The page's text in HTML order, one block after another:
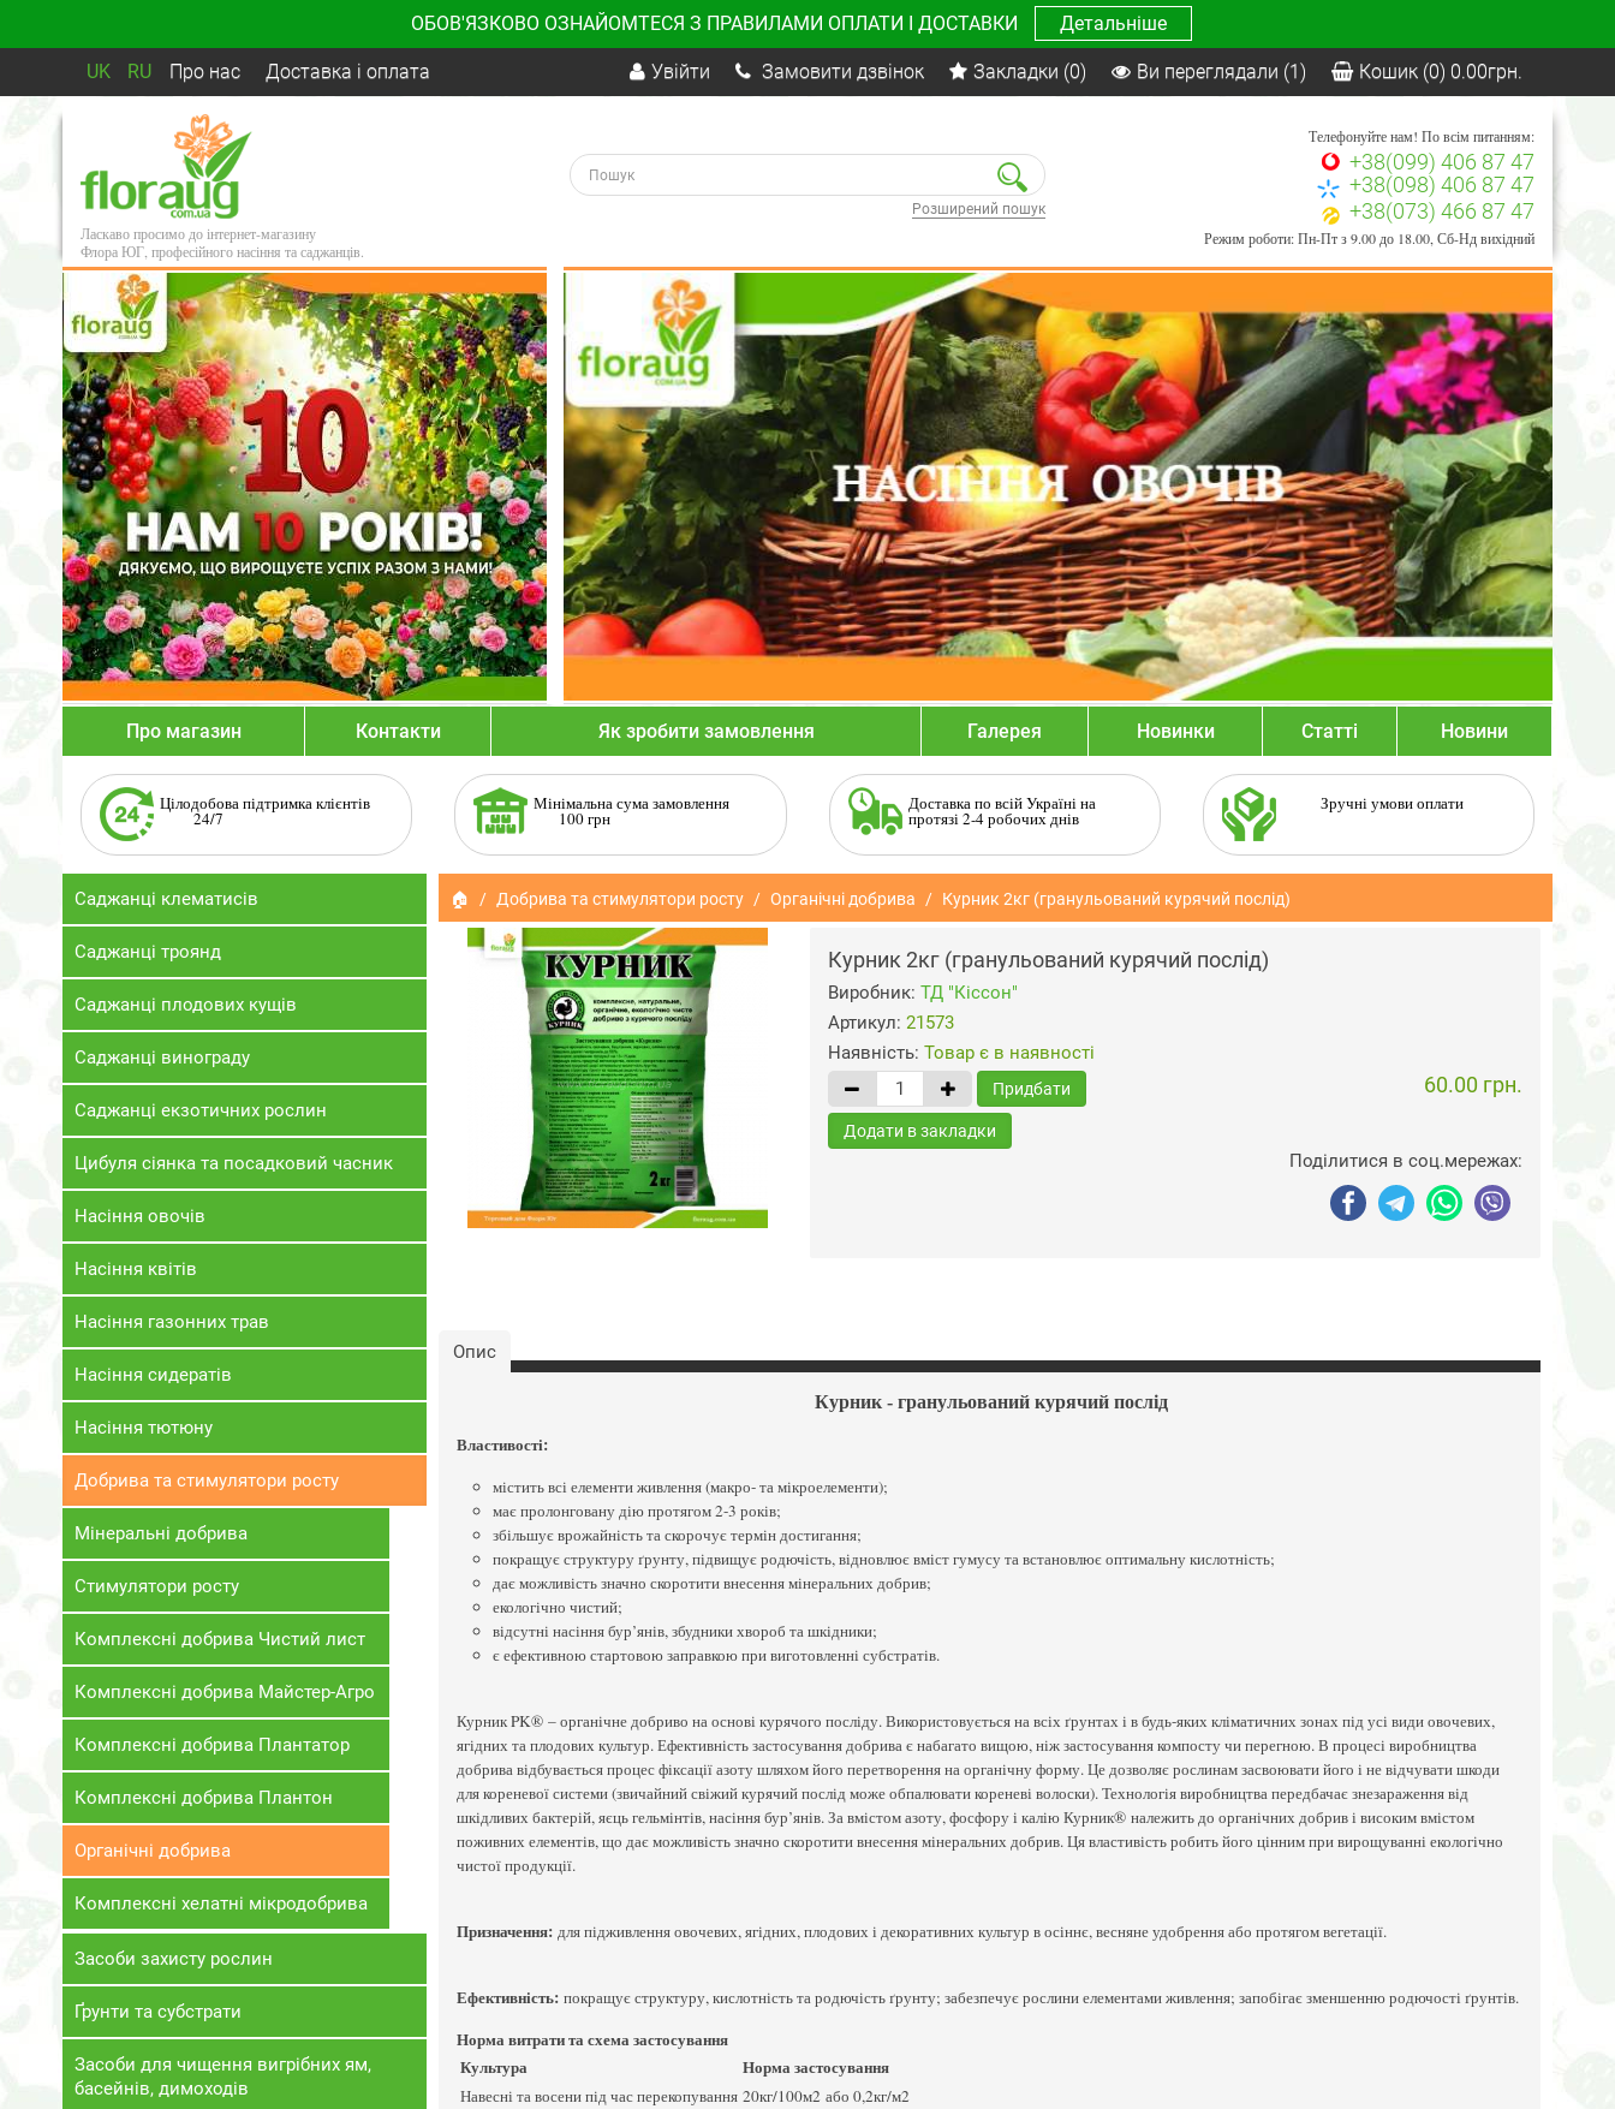
ОБОВ'ЯЗКОВО ОЗНАЙОМТЕСЯ З ПРАВИЛАМИ ОПЛАТИ І ДОСТАВКИ Детальніше
UK RU Про нас Доставка і оплата Увійти Замовити дзвінок Закладки (0) Ви переглядали (1) Кошик (0) 0.00грн.
Ласкаво просимо до інтернет-магазину
Флора ЮГ, професійного насіння та саджанців.
Розширений пошук
Телефонуйте нам! По всім питанням:
+38(099) 406 87 47
+38(098) 406 87 47
+38(073) 466 87 47
Режим роботи: Пн-Пт з 9.00 до 18.00, Сб-Нд вихідний
Про магазин Контакти Як зробити замовлення Галерея Новинки Статті Новини
Цілодобова підтримка клієнтів
24/7
Мінімальна сума замовлення
100 грн
Доставка по всій Україні на
протязі 2-4 робочих днів
Зручні умови оплати
Саджанці клематисів
Саджанці троянд
Саджанці плодових кущів
Саджанці винограду
Саджанці екзотичних рослин
Цибуля сіянка та посадковий часник
Насіння овочів
Насіння квітів
Насіння газонних трав
Насіння сидератів
Насіння тютюну
Добрива та стимулятори росту
Мінеральні добрива
Стимулятори росту
Комплексні добрива Чистий лист
Комплексні добрива Майстер-Агро
Комплексні добрива Плантатор
Комплексні добрива Плантон
Органічні добрива
Комплексні хелатні мікродобрива
Засоби захисту рослин
Ґрунти та субстрати
Засоби для чищення вигрібних ям,
басейнів, димоходів
🏠 Добрива та стимулятори росту Органічні добрива Курник 2кг (гранульований курячий послід)
Курник 2кг (гранульований курячий послід)
Виробник: ТД "Кіссон"
Артикул: 21573
Наявність: Товар є в наявності
Придбати 60.00 грн.
Додати в закладки
Поділитися в соц.мережах:
Опис
Курник - гранульований курячий послід
Властивості:
містить всі елементи живлення (макро- та мікроелементи);
має пролонговану дію протягом 2-3 років;
збільшує врожайність та скорочує термін достигання;
покращує структуру ґрунту, підвищує родючість, відновлює вміст гумусу та встановлює оптимальну кислотність;
дає можливість значно скоротити внесення мінеральних добрив;
екологічно чистий;
відсутні насіння бур’янів, збудники хвороб та шкідники;
є ефективною стартовою заправкою при виготовленні субстратів.
Курник PK® – органічне добриво на основі курячого посліду. Використовується на всіх ґрунтах і в будь-яких кліматичних зонах під усі види овочевих,
ягідних та плодових культур. Ефективність застосування добрива є набагато вищою, ніж застосування компосту чи перегною. В процесі виробництва
добрива відбувається процес фіксації азоту шляхом його перетворення на органічну форму. Це дозволяє рослинам засвоювати його і не відчувати шкоди
для кореневої системи (звичайний свіжий курячий послід може обпалювати кореневі волоски). Технологія виробництва передбачає знезараження від
шкідливих бактерій, яєць гельмінтів, насіння бур’янів. За вмістом азоту, фосфору і калію Курник® належить до органічних добрив і високим вмістом
поживних елементів, що дає можливість значно скоротити внесення мінеральних добрив. Ця властивість робить його цінним при вирощуванні екологічно
чистої продукції.
Призначення:для підживлення овочевих, ягідних, плодових і декоративних культур в осіннє, весняне удобрення або протягом вегетації.
Ефективність:покращує структуру, кислотність та родючість ґрунту; забезпечує рослини елементами живлення; запобігає зменшенню родючості ґрунтів.
Норма витрати та схема застосування
Культура
Норма застосування
Навесні та восени під час перекопування 20кг/100м2 або 0,2кг/м2